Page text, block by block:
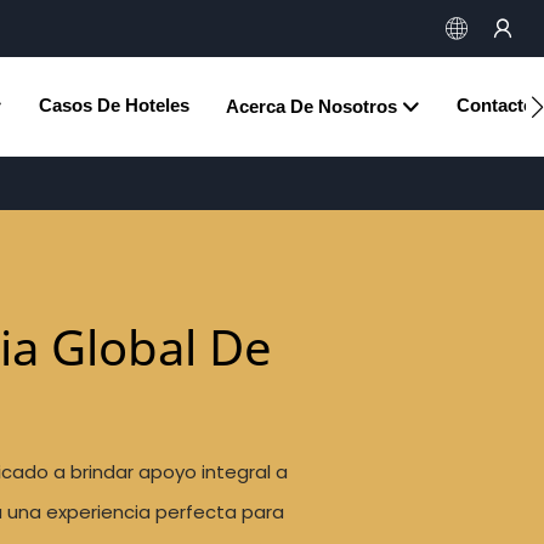
Casos De Hoteles Acerca De Nosotros Contacto
Global De
a brindar apoyo integral a
una experiencia perfecta para